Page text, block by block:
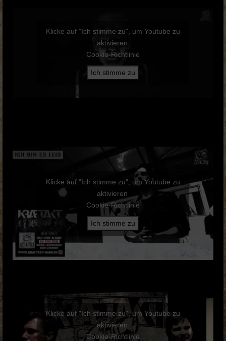
Klicke auf "Ich stimme zu", um Youtube zu
aktivieren
Cookie-Richtlinie
Ich stimme zu
Klicke auf "Ich stimme zu", um Youtube zu
aktivieren
Cookie-Richtlinie
Ich stimme zu
Klicke auf "Ich stimme zu", um Youtube zu
aktivieren
Cookie-Richtlinie